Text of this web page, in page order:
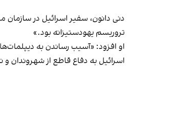
دنی دانون، سفیر اسرائیل در سازمان
تروریسم یهودستیزانه بود.»
او افزود: «آسیب رساندن به
اسرائیل به دفاع قاطع از شهروندان